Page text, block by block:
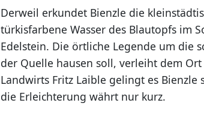
Derweil erkundet Bienzle die
türkisfarbene Wasser des Blautopfs im
Edelstein. Die örtliche Legende um die
der Quelle hausen soll, verleiht dem
Landwirts Fritz Laible gelingt es
die Erleichterung währt nur kurz.